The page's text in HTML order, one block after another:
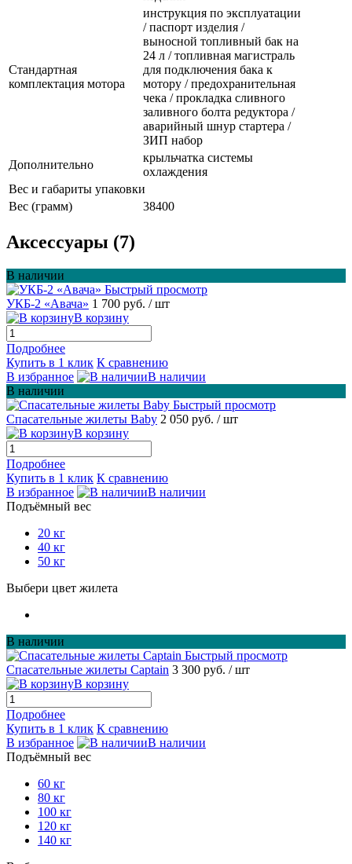
Стандартная
комплектация мотора
инструкция по эксплуатации
/ паспорт изделия /
выносной топливный бак на
24 л / топливная магистраль
для подключения бака к
мотору / предохранительная
чека / прокладка сливного
заливного болта редуктора /
аварийный шнур стартера /
ЗИП набор
Дополнительно
крыльчатка системы
охлаждения
Вес и габариты упаковки
Вес (грамм)
38400
Аксессуары (7)
В наличии
Быстрый просмотр
УКБ-2 «Авача» 1 700 руб. / шт
В корзину
Подробнее
Купить в 1 клик К сравнению
В избранное
В наличии
В наличии
Быстрый просмотр
Спасательные жилеты Baby 2 050 руб. / шт
В корзину
Подробнее
Купить в 1 клик К сравнению
В избранное
В наличии
Подъёмный вес
20 кг
40 кг
50 кг
Выбери цвет жилета
В наличии
Быстрый просмотр
Спасательные жилеты Captain 3 300 руб. / шт
В корзину
Подробнее
Купить в 1 клик К сравнению
В избранное
В наличии
Подъёмный вес
60 кг
80 кг
100 кг
120 кг
140 кг